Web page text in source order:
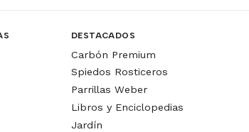
DESTACADOS
Carbón Premium
Spiedos Rosticeros
Parrillas Weber
Libros y Enciclopedias
Jardín